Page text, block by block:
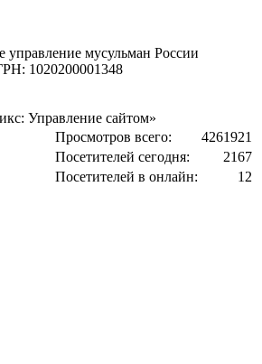
управление мусульман России
1020200001348
Управление сайтом»
Просмотров всего:
4261921
Посетителей сегодня:
2167
Посетителей в онлайн:
12